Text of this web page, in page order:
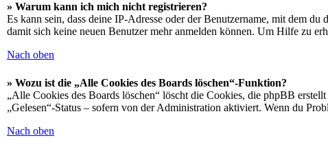
» Warum kann ich mich nicht registrieren?
Es kann sein, dass deine IP-Adresse oder der Benutzername, mit dem
damit sich keine neuen Benutzer mehr anmelden können. Um Hilfe zu
Nach oben
» Wozu ist die „Alle Cookies des Boards löschen“-Funktion?
„Alle Cookies des Boards löschen“ löscht die Cookies, die phpBB
„Gelesen“-Status – sofern von der Administration aktiviert. Wenn du
Nach oben